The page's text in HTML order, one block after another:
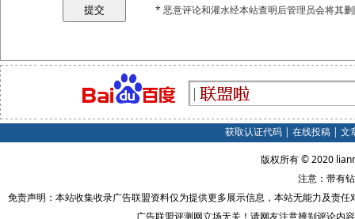
* 恶意评论和灌水经本站查明后管理员会将其
获取认证代码| 在线投稿| 文
版权所有 © 2020
注意：带有
免责声明：本站收集收录广告联盟资料仅为提供更多展示信息，本站无能力及责
广告联盟评测网立场无关！请网友注意辨别评论内